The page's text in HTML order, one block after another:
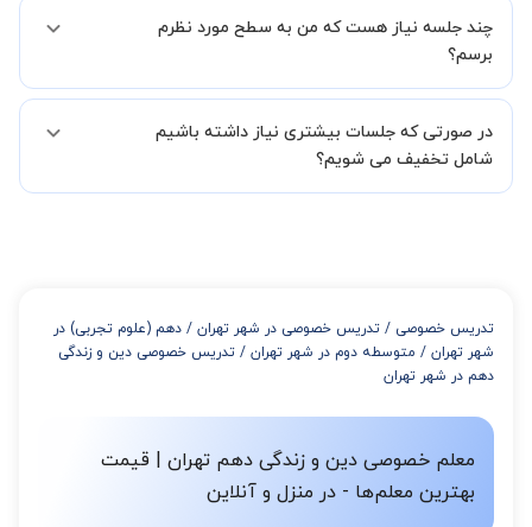
بخش پشتیبانی استادبانک با شما تماس گرفته و راهنمایی کامل و پیگیری
لازم جهت تکمیل درخواست شما را انجام میدهند.
همچنین میتوانید درخواست خود را از طریق تماس مستقیم با شماره
ادامه دهید.
چند جلسه نیاز هست که من به سطح مورد نظرم
برسم؟
مدرس مشخص کند ابتدا باید جلسه اول کلاس درس شما با مدرس برگزار
شود تا با توجه به سطح شما و خواسته شما مدرس اعلام کنند که تقریبا
در صورتی که جلسات بیشتری نیاز داشته باشیم
شامل تخفیف می شویم؟
از 12 تا 15 جلسه: 7% تخفیف
از 16 تا 100 جلسه: 9% تخفیف
تدریس خصوصی / تدریس خصوصی در شهر تهران / دهم (علوم تجربی) در
شهر تهران / متوسطه دوم در شهر تهران / تدریس خصوصی دین و زندگی
دهم در شهر تهران
معلم خصوصی دین و زندگی دهم تهران | قیمت
بهترین معلم‌ها - در منزل و آنلاین